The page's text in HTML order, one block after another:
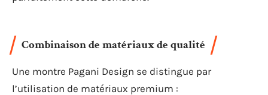
Combinaison de matériaux de qualité
Une montre Pagani Design se distingue par
l’utilisation de matériaux premium :